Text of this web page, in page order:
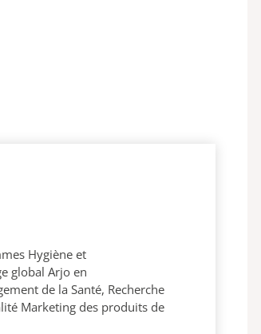
Hygiène et
global Arjo en
de la Santé, Recherche
Marketing des produits de